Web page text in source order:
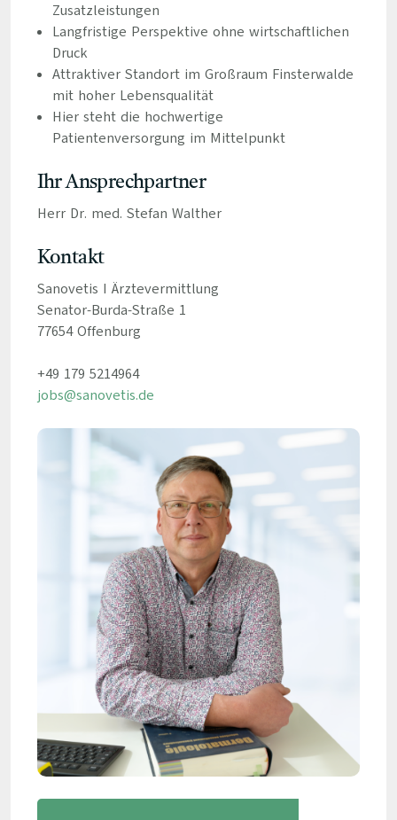
Zusatzleistungen
Langfristige Perspektive ohne wirtschaftlichen
Druck
Attraktiver Standort im Großraum Finsterwalde
mit hoher Lebensqualität
Hier steht die hochwertige
Patientenversorgung im Mittelpunkt
Ihr Ansprechpartner
Herr Dr. med. Stefan Walther
Kontakt
Sanovetis I Ärztevermittlung
Senator-Burda-Straße 1
77654 Offenburg
+49 179 5214964
jobs@sanovetis.de